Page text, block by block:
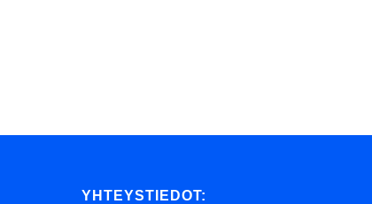
YHTEYSTIEDOT: